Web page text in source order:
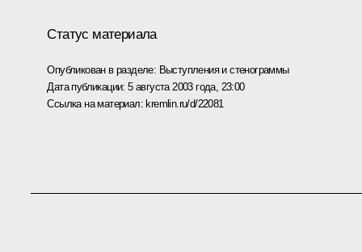
Статус материала
Опубликован в разделе: Выступления и стенограммы
Дата публикации:5 августа 2003 года, 23:00
Ссылка на материал:kremlin.ru/d/22081